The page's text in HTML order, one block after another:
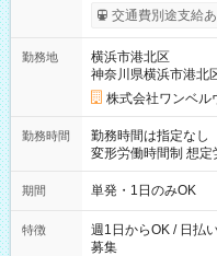
いOK！（規定あり
ンビニATMから 日払い分
交通費別途支給あ
勤務地
横浜市港北区
神奈川県横浜市港北
株式会社ワンベル
勤務時間
勤務時間は指定なし
変形労働時間制 想定労働時間
～21：00
期間 単発・1日のみOK
特徴
週1日からOK / 日払
募集